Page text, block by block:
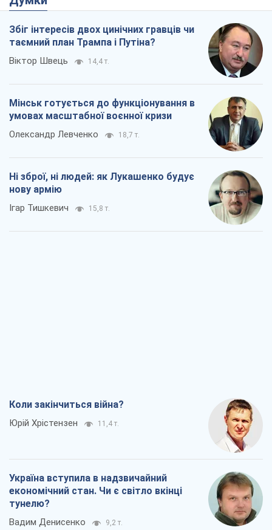
Збіг інтересів двох цинічних гравців чи
таємний план Трампа і Путіна?
Віктор Швець 14,4 т.
Мінськ готується до функціонування в
умовах масштабної воєнної кризи
Олександр Левченко 18,7 т.
Ні зброї, ні людей: як Лукашенко будує
нову армію
Ігар Тишкевич 15,8 т.
Коли закінчиться війна?
Юрій Хрістензен 11,4 т.
Україна вступила в надзвичайний
економічний стан. Чи є світло вкінці
тунелю?
Вадим Денисенко 9,2 т.